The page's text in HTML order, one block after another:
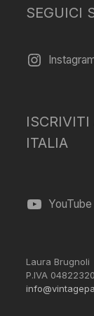
SEGUICI
ITALIA
YouTube
Laura Brugnoli
P.IVA